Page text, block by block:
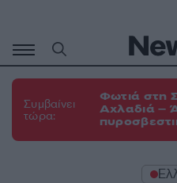
περιεχόμενο
Συμβαίνει
τώρα:
Φωτιά στη
Αχλαδιά –